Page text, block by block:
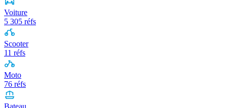
Voiture
5 305 réfs
Scooter
11 réfs
Moto
76 réfs
Bateau